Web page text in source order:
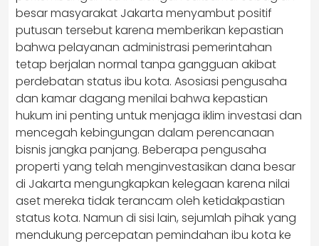
besar masyarakat Jakarta menyambut positif
putusan tersebut karena memberikan kepastian
bahwa pelayanan administrasi pemerintahan
tetap berjalan normal tanpa gangguan akibat
perdebatan status ibu kota. Asosiasi pengusaha
dan kamar dagang menilai bahwa kepastian
hukum ini penting untuk menjaga iklim investasi dan
mencegah kebingungan dalam perencanaan
bisnis jangka panjang. Beberapa pengusaha
properti yang telah menginvestasikan dana besar
di Jakarta mengungkapkan kelegaan karena nilai
aset mereka tidak terancam oleh ketidakpastian
status kota. Namun di sisi lain, sejumlah pihak yang
mendukung percepatan pemindahan ibu kota ke